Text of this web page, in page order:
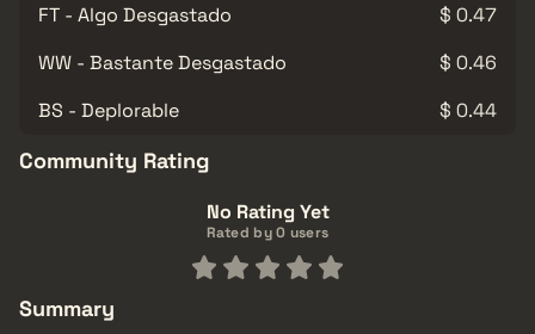
FT - Algo Desgastado
$ 0.47
WW - Bastante Desgastado
$ 0.46
BS - Deplorable
$ 0.44
Community Rating
No Rating Yet
Rated by 0 users
Summary